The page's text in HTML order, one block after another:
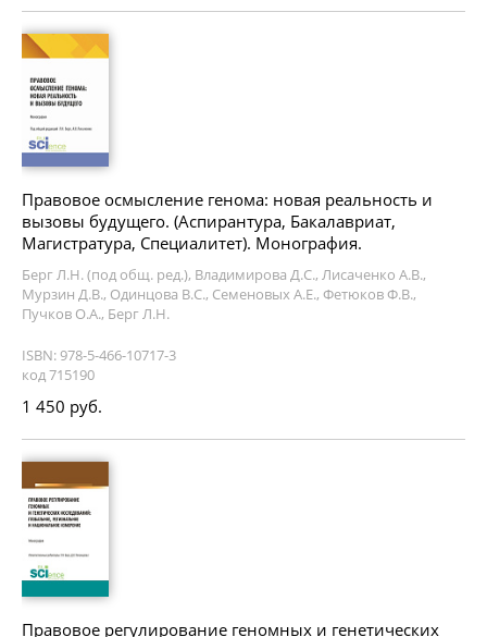
Правовое осмысление генома: новая реальность и
вызовы будущего. (Аспирантура, Бакалавриат,
Магистратура, Специалитет). Монография.
Берг Л.Н. (под общ. ред.), Владимирова Д.С., Лисаченко А.В.,
Мурзин Д.В., Одинцова В.С., Семеновых А.Е., Фетюков Ф.В.,
Пучков О.А., Берг Л.Н.
ISBN: 978-5-466-10717-3
код 715190
1 450 руб.
Правовое регулирование геномных и генетических